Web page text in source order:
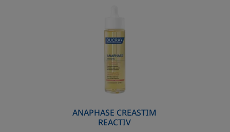
косопад
ANAPHASE CREASTIM
REACTIV